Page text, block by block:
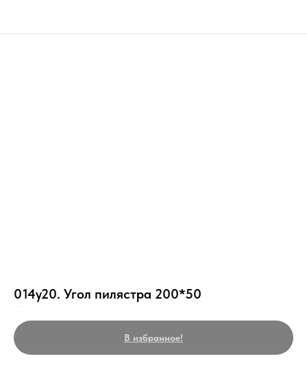
014y20. Угол пилястра 200*50
В избранное!